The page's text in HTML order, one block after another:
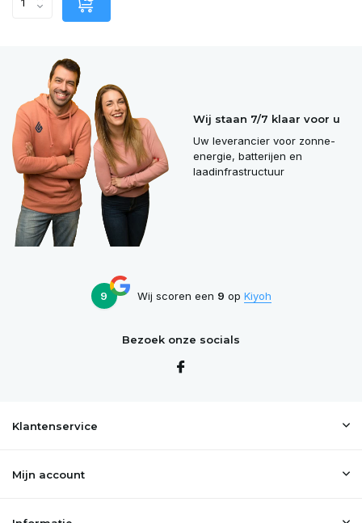
Wij staan 7/7 klaar voor u
Uw leverancier voor zonne-
energie, batterijen en
laadinfrastructuur
9 Wij scoren een 9 op Kiyoh
Bezoek onze socials
Klantenservice
Mijn account